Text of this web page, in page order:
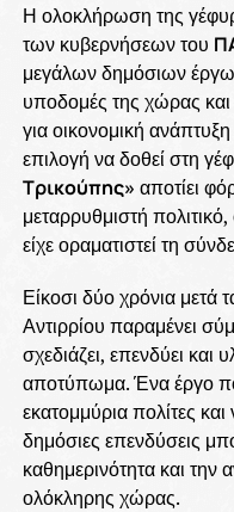
Η ολοκλήρωση της
των κυβερνήσεων του
μεγάλων δημόσιων
υποδομές της χώρας
για οικονομική
επιλογή να δοθεί στη
Τρικούπης» αποτίει
μεταρρυθμιστή
είχε οραματιστεί τη
Είκοσι δύο χρόνια μετά
Αντιρρίου παραμένει
σχεδιάζει, επενδύει
αποτύπωμα. Ένα έργο
εκατομμύρια πολίτες και
δημόσιες επενδύσεις
καθημερινότητα και την
ολόκληρης χώρας.